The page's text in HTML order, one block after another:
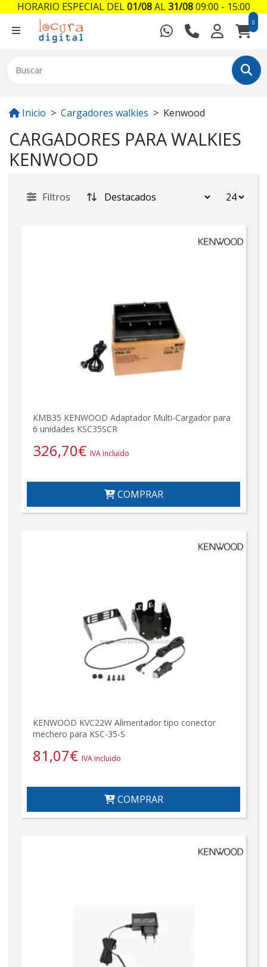
0
Inicio Cargadores walkies Kenwood
CARGADORES PARA WALKIES
KENWOOD
Filtros
KMB35 KENWOOD Adaptador Multi-Cargador para
6 unidades KSC35SCR
326,70€ IVA incluido
COMPRAR
KENWOOD KVC22W Alimentador tipo conector
mechero para KSC-35-S
81,07€ IVA incluido
COMPRAR
HORARIO ESPECIAL DEL01/08AL31/0809:00 - 15:00